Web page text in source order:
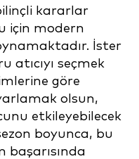
kararlar
için modern
İster
atıcıyı seçmek
göre
olsun,
etkileyebilecek
boyunca, bu
başarısında